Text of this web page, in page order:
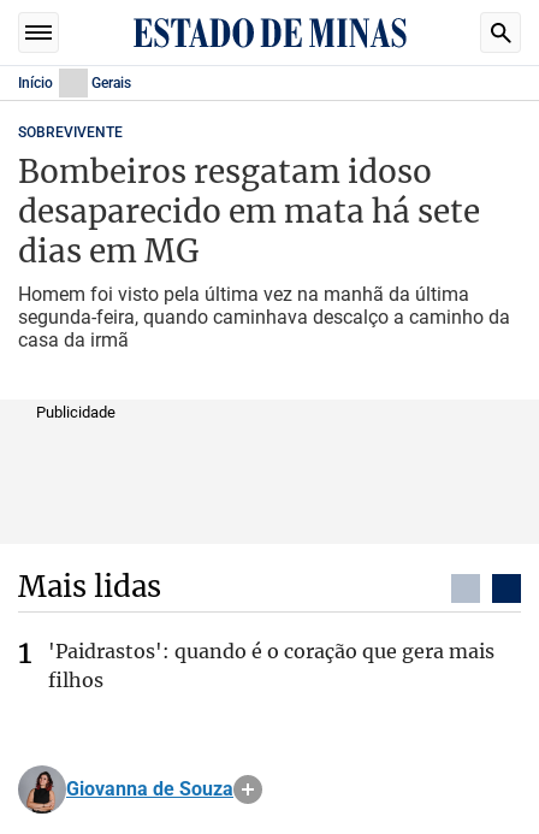
Início Gerais
SOBREVIVENTE
Bombeiros resgatam idoso
desaparecido em mata há sete
dias em MG
Homem foi visto pela última vez na manhã da última
segunda-feira, quando caminhava descalço a caminho da
casa da irmã
Publicidade
Mais lidas
'Paidrastos': quando é o coração que gera mais
filhos
Giovanna de Souza